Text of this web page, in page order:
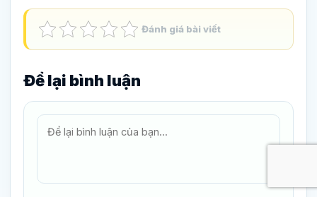
Đánh giá bài viết
Để lại bình luận